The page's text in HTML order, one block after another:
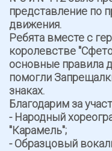
представление по
движения.
Ребята вместе с
королевстве
основные правила
помогли
знаках.
Благодарим за
- Народный
"Карамель";
- Образцовый